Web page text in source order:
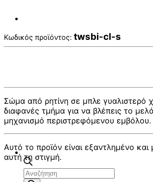
Αναζήτηση
Κωδικός προϊόντος: twsbi-cl-s
Σώμα από ρητίνη σε μπλε γυαλιστερό
διαφανές τμήμα για να βλέπεις το
μηχανισμό περιστρεφόμενου εμβόλου.
Αυτό το προϊόν είναι εξαντλημένο και
αυτή τη στιγμή.